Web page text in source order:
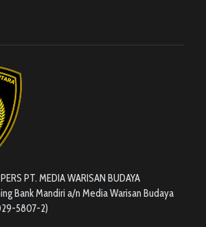
PT. MEDIA WARISAN BUDAYA
Bank Mandiri a/n Media Warisan Budaya
5807-2)